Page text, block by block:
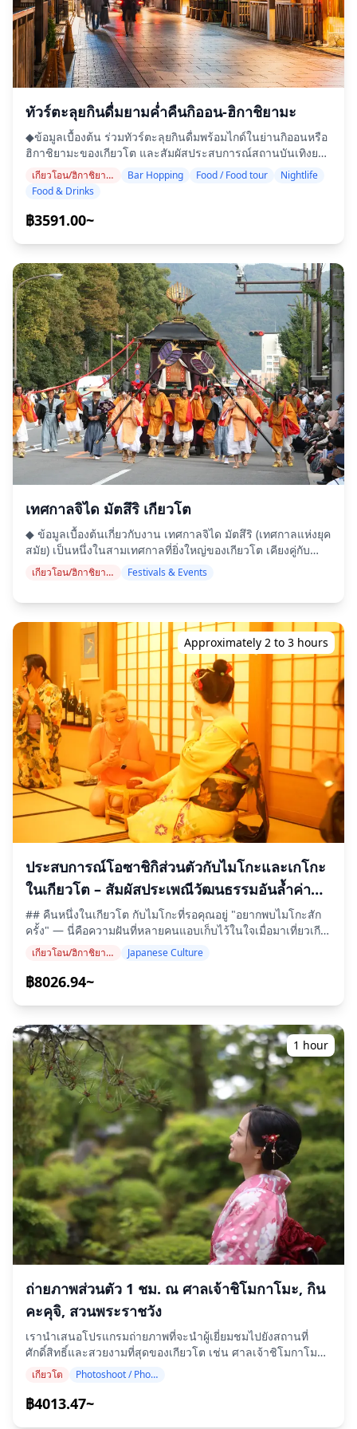
the present. ・We'll visit a second, highly recommended
restaurant for more delicious dishes และ drinks. The
evening wraps up with a deeper appreciation of Kyoto's
cuisine, nightlife, และ unique atmosphere. ◆ข้อมูลเพิ่ม
เติม ・ไม่สามารถเข้าถึงได้สำหรับรถเข็น ・ทัวร์/กิจกรรมนี้จะมี
Japan is 20 years old. ・Infants must sit on laps ![]
(https://assets.hldycdn.com/experiences/
![]
(https://assets.hldycdn.com/experiences/
![]
(https://assets.hldycdn.com/experiences/
(https://assets.hldycdn.com/experiences/
ถึงได้สำหรับรถเข็น ・ไม่แนะนำสำหรับหญิงตั้งครรภ์ ・ไม่
เหมาะสำหรับผู้ที่มีโรคหัวใจหรือโรคร้ายแรงอื่นๆ ![]
(https://assets.hldycdn.com/experiences/
![]
(https://assets.hldycdn.com/experiences/
![]
(https://assets.hldycdn.com/experiences/
(https://assets.hldycdn.com/experiences/
![]
(https://assets.hldycdn.com/experiences/
ทัวร์ตะลุยกินดื่มยามค่ำคืนกิออน-ฮิกาชิยามะ
◆ข้อมูลเบื้องต้น ร่วมทัวร์ตะลุยกินดื่มพร้อมไกด์ในย่านกิออนหรือ
ฮิกาชิยามะของเกียวโต และสัมผัสประสบการณ์สถานบันเทิงยาม
ค่ำคืนอันประณีตบรรจงของเมืองหลวงเก่าแก่แห่งญี่ปุ่น เลือกย่าน
ที่คุณต้องการ แล้วไปเยือนร้านอิซากายะหรือบาร์ที่คัดสรรมา
เซกิ, โอบันไซ (อาหารปรุงเองที่บ้าน), ค็อกเทลที่ได้แรงบันดาลใจ
ตามถนนที่ปูด้วยหินซึ่งเต็มไปด้วยบรรยากาศ พบกับอัญมณีที่ซ่อน
ตัวอยู่ในบ้านพักสไตล์มาจิยะแบบดั้งเดิม ซึ่งนักเดินทางส่วนใหญ่
ไม่มีทางหาเจอ ・เยี่ยมชมร้านอิซากายะหรือบาร์ 2–3 แห่งใน
ย่านที่คุณเลือก (กิออนหรือฮิกาชิยามะ) ・ทัวร์กลุ่มเล็กรับประกัน
ประสบการณ์ที่ใกล้ชิดและเป็นของแท้ ・ลิ้มลองอาหารพื้นเมือง
รสเลิศของเกียวโต เช่น โอบันไซ, เต้าหู้ไคเซกิ และมัทฉะ
ค็อกเทล ・เรียนรู้เกี่ยวกับวัฒนธรรมดั้งเดิมและมารยาทในการ
รับประทานอาหารจากไกด์ของคุณ ・สัมผัสประสบการณ์สถาน
บันเทิงยามค่ำคืนอันหรูหราของกิออน ซึ่งเป็นหนึ่งในย่านเกอิชาที่
มีชื่อเสียงที่สุดของญี่ปุ่น หรือเสน่ห์ทางประวัติศาสตร์ของฮิกา
ชิยามะ ◆สิ่งที่รวมอยู่ในทัวร์ ・เครื่องดื่ม 2 แก้วในแต่ละสถานที่
3 แห่ง (รวม 6 แก้ว) ・อาหารค่ำ: อาหารอิซากายะและอาหารพื้น
เมืองขึ้นชื่อ ・เยี่ยมชม 2–3 สถานที่ เช่น แผงขายอาหาร, อิซากา
ยะ หรือบาร์ พร้อมกับไกด์ท้องถิ่น ◆สิ่งที่ไม่รวมอยู่ในทัวร์ ・
บริการรับส่งจากโรงแรม ・ทิป ・ค่าเดินทาง ・เครื่องดื่มหรือ
อาหารเพิ่มเติมที่ไม่ได้รวมอยู่ในค่าทัวร์ ・ค่าใช้จ่ายส่วนตัวหรือ
ค่าซื้อของ ◆ข้อมูลเพิ่มเติม ・จำนวนผู้เข้าร่วมทัวร์สูงสุดคือ 8
เฉพาะผู้ที่มีอายุ 20 ปีขึ้นไปเท่านั้น (อายุที่ดื่มแอลกอฮอล์ได้ตาม
กฎหมายในญี่ปุ่น) ・โปรดทราบว่าอาหารปรุงในครัวที่แยกจาก
Holiday Travel ดังนั้นเราจึงไม่สามารถรับประกันอาหารที่
ออน ฮิกาชิยามะ – อาหาร & สถานบันเทิงยามค่ำคืน ย่านกิออน
ที่มีชีวิตชีวา บ้านพักสไตล์มาจิยะที่ได้รับการอนุรักษ์ไว้เป็นเจ้า
ภาพจัดงานต่างๆ มากมาย ตั้งแต่ร้านอาหารรสเลิศสุดพิเศษและ
บาร์หรู ไปจนถึงอิซากายะสบายๆ ที่เสิร์ฟเครื่องดื่มและของว่าง
ในท้องถิ่น บางแห่งยังมีค็อกเทลสร้างสรรค์ที่ได้รับแรงบันดาลใจ
จากรสชาติของเกียวโตอีกด้วย ในฮิกาชิยามะ ประเพณีการทำ
อาหารของเกียวโตกลับมามีชีวิตชีวาอีกครั้ง ผู้เข้าชมสามารถ
เพลิดเพลินกับโอบันไซ (อาหารปรุงเองที่บ้าน), อาหารเต้าหู้รส
เลิศ และอาหารขึ้นชื่ออย่างยูโดฟุ (เต้าหู้ร้อน) ซึ่งเข้ากันได้อย่าง
ลงตัวกับสาเกหรือค็อกเทลในท้องถิ่น สถานประกอบการหลายแห่ง
ปิดค่อนข้างเร็ว ดังนั้นจึงแนะนำให้เริ่มต้นช่วงเย็นของคุณเร็ว
กว่าปกติ
เกียวโอน/ฮิกาชิยามะ (วัดคิโยมิซุ, ศาลเจ้ายาซากะ, ศาลเจ้าเฮอัน) Bar Hopping Food / Food tour
Nightlife
Food & Drinks
฿3591.00~
เทศกาลจิได มัตสึริ เกียวโต
◆ ข้อมูลเบื้องต้นเกี่ยวกับงาน เทศกาลจิได มัตสึริ (เทศกาลแห่งยุค
สมัย) เป็นหนึ่งในสามเทศกาลที่ยิ่งใหญ่ของเกียวโต เคียงคู่กับ
เทศกาลอาโออิ มัตสึริ และเทศกาลกิออน มัตสึริ จัดขึ้นเป็นประจำ
ประวัติศาสตร์ ครอบคลุมประวัติศาสตร์ญี่ปุ่นกว่า 1,000 ปี ขบวน
แห่มีความยาวประมาณ 2 กิโลเมตร ในขณะที่เส้นทางจาก
พระราชวังหลวงเกียวโตไปยังศาลเจ้าเฮอันจิงกูครอบคลุมระยะ
ทางประมาณ 4.5 กิโลเมตร ในแต่ละปี เทศกาลนี้ดึงดูดผู้ชมกว่า
100,000 คนจากญี่ปุ่นและทั่วโลก ◆ ความเป็นมาทาง
ประวัติศาสตร์ เทศกาลจิได มัตสึริ จัดขึ้นครั้งแรกในปี พ.ศ. 2438
เพื่อเฉลิมฉลองครบรอบ 1,100 ปีของการย้ายเมืองหลวงไปยังเฮ
อันเกียว (เกียวโตในปัจจุบัน) โดยจักรพรรดิคัมมุในปี พ.ศ. 1337
ในปีเดียวกันนั้น ศาลเจ้าเฮอันจิงกูถูกสร้างขึ้นในพื้นที่โอคาซากิ
เพื่ออุทิศให้กับจักรพรรดิคัมมุ และงานนิทรรศการอุตสาหกรรม
แห่งชาติครั้งที่สี่จัดขึ้นที่เกียวโตเพื่อนำความมีชีวิตชีวากลับคืนสู่
เมืองหลังจากที่มีการย้ายเมืองหลวงไปยังโตเกียว เทศกาลนี้ถูก
สร้างขึ้นเพื่อเป็นงานเฉลิมฉลองครั้งยิ่งใหญ่ โดยมีขบวนแห่
เครื่องแต่งกายทางประวัติศาสตร์ครั้งแรกเกิดขึ้นในฤดูใบไม้ร่วง
เนื่องจากถือว่าเป็นวันที่จักรพรรดิคัมมุเสด็จเข้าสู่เมืองหลวงใหม่
แห่งเฮอันเกียวอย่างเป็นทางการ ทำให้เป็นวันเกิดของเกียวโต
เกียวเร็ตสึ) ไฮไลท์ของเทศกาลจิได มัตสึริ คือ จิได เกียวเร็ตสึ ซึ่ง
เป็นขบวนแห่เครื่องแต่งกายทางประวัติศาสตร์ที่ซับซ้อน ซึ่งสืบ
ย้อนประวัติศาสตร์ญี่ปุ่นไปตามกาลเวลา เริ่มต้นจากยุคฟื้นฟูเมจิ
การจำลองเครื่องแต่งกาย ทรงผม อาวุธ และวัตถุทางพิธีการที่
แต่งกายแบบดั้งเดิมและแบบตะวันตก เมื่อขบวนพาเหรดดำเนิน
ต่อไป คุณจะได้เห็นซามูไรจากยุคเอโดะ อาซูจิ-โมโมยามะ มูโร
มาจิ และคามากูระในชุดเกราะและหมวกที่โดดเด่น บุคคลสำคัญ
ในราชสำนักจากยุคฟูจิวาระและเฮอันปรากฏตัวในชุดคลุมหลาย
ชั้นที่สวยงาม (จูนิฮิโตเอะ) พร้อมด้วยรถม้าเทียมวัวและสิ่ง
ประดิษฐ์อื่น ๆ ของวัฒนธรรมราชสำนักคลาสสิก บุคคลสำคัญ
ทางประวัติศาสตร์ที่มีชื่อเสียงถูกนำมาแสดงให้เห็นในขบวนแห่
รวมถึงโอดะ โนบุนางะ โทโยโทมิ ฮิเดโยชิ ไซโก ทากาโมริ และ
นักประพันธ์ชื่อดัง เช่น มุราซากิ ชิกิบุ และเซ โชนางอน แต่
ขบวนแห่ไม่ได้จำกัดอยู่เฉพาะผู้มีชื่อเสียงเท่านั้น นอกจากนี้ยังมี
คนธรรมดาทั่วไปในเกียวโตในอดีต รวมถึงพ่อค้า ชาวเมือง และผู้
หญิงทำงาน เช่น โอฮาระ-เมะ (ผู้หญิงจากโอฮาระ) และชิรากา
วะ-เมะ (ผู้หญิงจากชิรากาวะ) มีการใช้วัตถุประมาณ 12,000 ชิ้น
รวมถึงเครื่องแต่งกาย ชุดเกราะ และเครื่องประดับในขบวนแห่
ทั้งหมดถูกสร้างขึ้นใหม่อย่างพิถีพิถันโดยคำนึงถึงความถูกต้องทาง
ประวัติศาสตร์โดยใช้ฝีมือดั้งเดิมของเกียวโต นี่คือเหตุผลที่
เทศกาลจิได มัตสึริ มักถูกอธิบายว่าเป็น 'พิพิธภัณฑ์ที่มีชีวิต' แห่ง
ประวัติศาสตร์ญี่ปุ่น ◆ ขบวนแห่ศักดิ์สิทธิ์ (ชินโก-เร็ตสึ) หลังจาก
กลุ่มเครื่องแต่งกายทางประวัติศาสตร์ ขบวนแห่ศักดิ์สิทธิ์ (ชินโก-
เร็ตสึ) เป็นหัวใจทางจิตวิญญาณของเทศกาล ศาลเจ้าแบบพกพาส
องแห่งที่เรียกว่า โก-โฮเร็น บรรจุวิญญาณของจักรพรรดิคัมมุ
และจักรพรรดิโคเม ซึ่งเป็นจักรพรรดิองค์แรกและองค์สุดท้ายที่
ครองราชย์จากเกียวโต อันที่จริง ขบวนแห่ทางประวัติศาสตร์
ทั้งหมดทำหน้าที่เป็นผู้คุ้มกันสำหรับเสลี่ยงศักดิ์สิทธิ์เหล่านี้ใน
ขณะที่พวกเขากลับไปยังศาลเจ้าเฮอันจิงกู ◆ รายละเอียด
เกียวโอน/ฮิกาชิยามะ (วัดคิโยมิซุ, ศาลเจ้ายาซากะ, ศาลเจ้าเฮอัน) Festivals & Events
Approximately 2 to 3 hours
ประสบการณ์โอซาชิกิส่วนตัวกับไมโกะและเกโกะ
ในเกียวโต – สัมผัสประเพณีวัฒนธรรมอันล้ำค่าที่
หาได้ยากที่สุดในญี่ปุ่น
## คืนหนึ่งในเกียวโต กับไมโกะที่รอคุณอยู่ "อยากพบไมโกะสัก
ครั้ง" — นี่คือความฝันที่หลายคนแอบเก็บไว้ในใจเมื่อมาเที่ยวเกีย
วโต แต่โอซาชิกิ (ozashiki) แท้จริง — งานเลี้ยงส่วนตัวที่ไมโกะ
และเกโกะมาต้อนรับแขก — ถูกปิดกั้นด้วยธรรมเนียม "อิจิเง็น-
ซัง โอโคโตะวาริ" (ichigen-san okotowari) มาช้านาน กล่าว
คือผู้มาครั้งแรกโดยไม่มีคนรู้จักแนะนำจะไม่ได้รับอนุญาตให้เข้า
สำหรับนักท่องเที่ยวส่วนใหญ่ ประตูบานนั้นจึงปิดสนิทมาตลอด
**Utage (宴) เปิดประตูนั้นให้คุณ** ในห้องทาทามิส่วนตัวของ
ryotei พันธมิตรในย่านประวัติศาสตร์ Higashiyama เกียวโต
คุณจะได้รับการต้อนรับจากไมโกะและเกโกะจริงๆ ที่ส่งมาจาก
okiya (บ้านเกอิชา) โดยตรง นี่ไม่ใช่การแสดงบนเวที และไม่ใช่
บริการ "เพื่อนคู่คืน" แต่คือโอซาชิกิที่แท้จริง ที่เปิดรับแขกต่าง
ชาติเป็นครั้งแรก ![Maiko in Kyoto]
(https://assets.hldycdn.com/48b2add6-c5ff-4fc3-802f-
bc2133cc0637.jpeg) ## คืนแห่งวัฒนธรรม ครบครันทุกราย
ละเอียด ตลอดสองถึงสามชั่วโมงอันเงียบงาม คุณจะได้
เพลิดเพลินกับอาหารค่ำแบบ kaiseki หลายคอร์สพร้อมเครื่องดื่ม
ไม่อั้น ชมการแสดงระบำดั้งเดิมอันงดงามของไมโกะ ร่วมเล่น
เกมโอซาชิกิคลาสสิกอย่าง konpira fune-fune และสนทนาโดย
ตรงกับไมโกะและเกโกะเกี่ยวกับชีวิต การฝึกฝน และวัฒนธรรม
อันยาวนานหลายศตวรรษของฮานามาจิ (hanamachi) เกียวโต
ค่าใช้จ่ายทุกอย่างรวมไว้หมดแล้ว: ค่า "โอฮานะได" (ohana-
dai) หรือค่าตัวของไมโกะ, อาหาร kaiseki, เครื่องดื่มแอลกอฮอล์
และไม่แอลกอฮอล์แบบไม่อั้น, ภาษีมูลค่าเพิ่ม, ค่าบริการ และ
ล่ามภาษาอังกฤษ **ไม่มีทิป ไม่มีค่าใช้จ่ายแฝง ไม่มีค่าใช้จ่ายที่
ต้องลุ้น** — นี่คือความแตกต่างอย่างสิ้นเชิงจากธรรมเนียม
"อิอิเนะ" (iine) ดั้งเดิมในย่านเกอิชา ที่มักรู้ค่าใช้จ่ายก็ต่อเมื่อสิ้น
คืนแล้ว ![Ozashiki dance performance]
(https://assets.hldycdn.com/281fc3fd-4d61-47f1-9eee-
d37e648527fd.png) ## ทำไมนักท่องเที่ยวต่างชาติถึงเลือก
วาริ"** — สัมผัสโลกที่แม้แต่คนญี่ปุ่นส่วนใหญ่ยังไม่เคยเข้า ใน
ห้องทาทามิส่วนตัวของ ryotei พันธมิตร - **ทายาทแห่งประเพณี
เกียวโอน/ฮิกาชิยามะ (วัดคิโยมิซุ, ศาลเจ้ายาซากะ, ศาลเจ้าเฮอัน) Japanese Culture
฿8026.94~
1 hour
ถ่ายภาพส่วนตัว 1 ชม. ณ ศาลเจ้าชิโมกาโมะ, กิน
คะคุจิ, สวนพระราชวัง
เรานำเสนอโปรแกรมถ่ายภาพที่จะนำผู้เยี่ยมชมไปยังสถานที่
ศักดิ์สิทธิ์และสวยงามที่สุดของเกียวโต เช่น ศาลเจ้าชิโมกาโมะ,
กินคะคุจิ (วัดเงิน) และอุทยานพระราชวังอิมพีเรียลเกียวโต
ปรับให้เข้ากับตารางการเดินทางของคุณ จับภาพองค์ประกอบที่
เป็นธรรมชาติ และระบุจุดถ่ายภาพที่เหมาะสมที่สุด (โปรดแจ้ง
เกียวโต Photoshoot / Photo tour
฿4013.47~